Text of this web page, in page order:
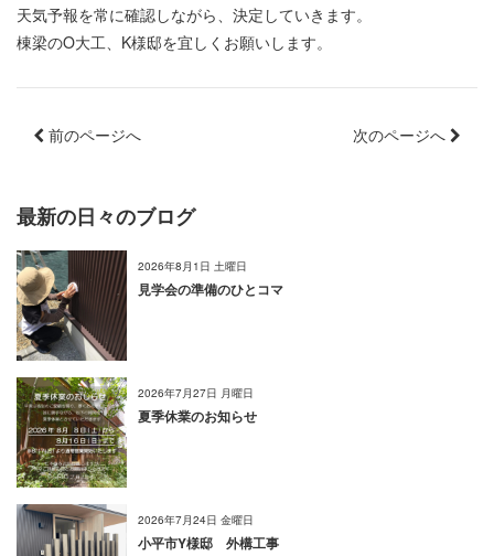
天気予報を常に確認しながら、決定していきます。
棟梁のO大工、K様邸を宜しくお願いします。
前のページへ 次のページへ
最新の日々のブログ
2026年8月1日 土曜日
見学会の準備のひとコマ
2026年7月27日 月曜日
夏季休業のお知らせ
2026年7月24日 金曜日
小平市Y様邸 外構工事